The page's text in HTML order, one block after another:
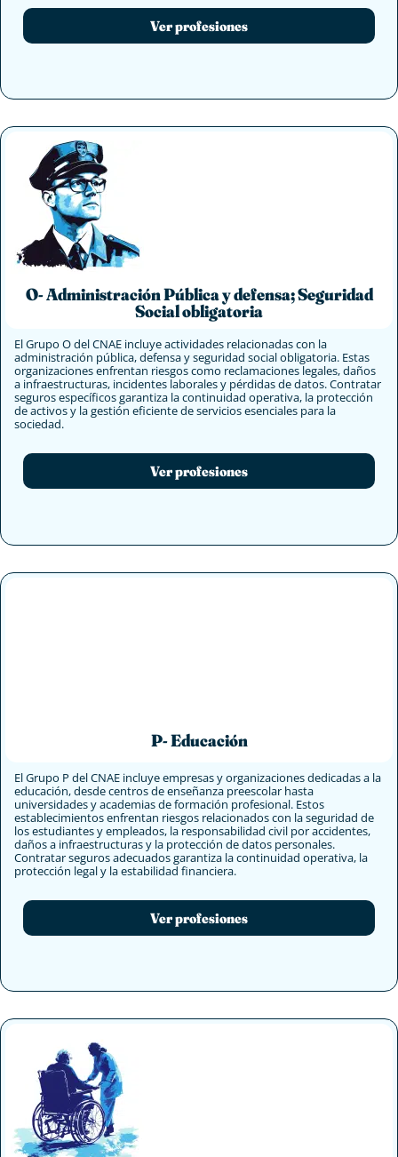
Ver profesiones
O- Administración Pública y defensa; Seguridad
Social obligatoria
El Grupo O del CNAE incluye actividades relacionadas con la
administración pública, defensa y seguridad social obligatoria. Estas
organizaciones enfrentan riesgos como reclamaciones legales, daños
a infraestructuras, incidentes laborales y pérdidas de datos. Contratar
seguros específicos garantiza la continuidad operativa, la protección
de activos y la gestión eficiente de servicios esenciales para la
sociedad.
Ver profesiones
P- Educación
El Grupo P del CNAE incluye empresas y organizaciones dedicadas a la
educación, desde centros de enseñanza preescolar hasta
universidades y academias de formación profesional. Estos
establecimientos enfrentan riesgos relacionados con la seguridad de
los estudiantes y empleados, la responsabilidad civil por accidentes,
daños a infraestructuras y la protección de datos personales.
Contratar seguros adecuados garantiza la continuidad operativa, la
protección legal y la estabilidad financiera.
Ver profesiones